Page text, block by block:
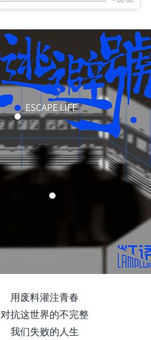
用废料灌注青春
对抗这世界的不完整
我们失败的人生